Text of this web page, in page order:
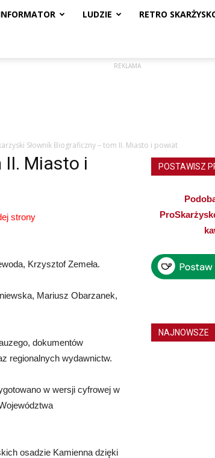
LUDZIE RETRO
REKLAMA
Słownik Biograficzny – tom II. Miasto i powiat
II. Miasto i
strony
Krzysztof Zemeła.
Mariusz Obarzanek,
dokumentów
regionalnych wydawnictw.
w wersji cyfrowej w
osadzie Kamienna dzięki
POSTAWISZ
NAJNOWSZE